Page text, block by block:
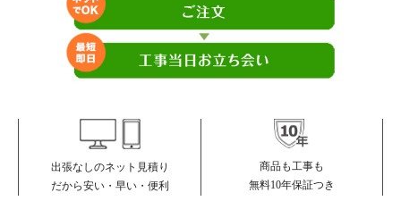
出張なしのネット見積り
だから安い・早い・便利
商品も工事も
無料10年保証つき